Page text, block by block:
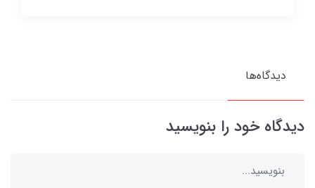
دیدگاه‌ها
دیدگاه خود را بنویسید